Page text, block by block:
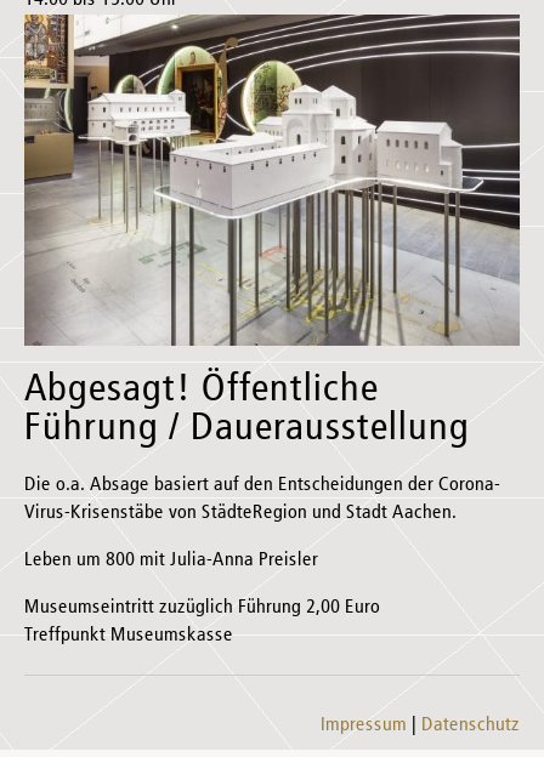
Abgesagt! Öffentliche
Führung / Dauerausstellung
Die o.a. Absage basiert auf den Entscheidungen der Corona-
Virus-Krisenstäbe von StädteRegion und Stadt Aachen.
Leben um 800 mit Julia-Anna Preisler
Museumseintritt zuzüglich Führung 2,00 Euro
Treffpunkt Museumskasse
Impressum Datenschutz